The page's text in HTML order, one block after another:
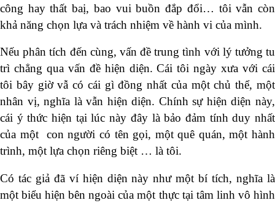
công hay thất baị, bao vui buồn đắp đổi… tôi vẫn còn
khả năng chọn lựa và trách nhiệm về hành vi của mình.
Nếu phân tích đến cùng, vấn đề trung tình với lý tưởng tu
trì chẳng qua vấn đề hiện diện. Cái tôi ngày xưa với cái
tôi bây giờ vẫ có cái gì đồng nhất của một chủ thể, một
nhân vị, nghĩa là vẫn hiện diện. Chính sự hiện diện này,
cái ý thức hiện tại lúc này đây là bảo đảm tính duy nhất
của một con người có tên gọi, một quê quán, một hành
trình, một lựa chọn riêng biệt … là tôi.
Có tác giả đã ví hiện diện này như một bí tích, nghĩa là
một biểu hiện bên ngoài của một thực tại tâm linh vô hình